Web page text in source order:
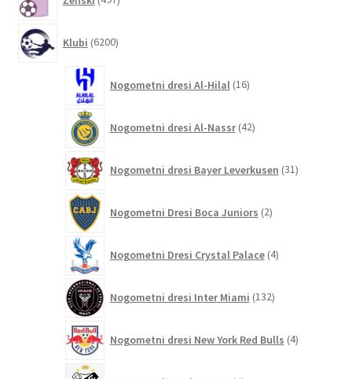
izdelkov
Klubi 6200izdelkov
Nogometni dresi Al-Hilal 16izdelkov
Nogometni dresi Al-Nassr 42izdelkov
Nogometni dresi Bayer Leverkusen 31izdelkov
Nogometni Dresi Boca Juniors 2izdelka
Nogometni Dresi Crystal Palace 4izdelki
Nogometni dresi Inter Miami 132izdelkov
Nogometni dresi New York Red Bulls 4izdelki